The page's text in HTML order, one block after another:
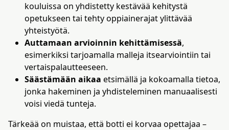
kouluissa on yhdistetty kestävää kehitystä
opetukseen tai tehty oppiainerajat ylittävää
yhteistyötä.
Auttamaan arvioinnin kehittämisessä,
esimerkiksi tarjoamalla malleja itsearviointiin tai
vertaispalautteeseen.
Säästämään aikaa etsimällä ja kokoamalla tietoa,
jonka hakeminen ja yhdisteleminen manuaalisesti
voisi viedä tunteja.
Tärkeää on muistaa, että botti ei korvaa opettajaa –